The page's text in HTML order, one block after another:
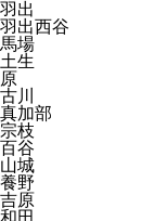
羽出
羽出西谷
馬場
土生
原
古川
真加部
宗枝
百谷
山城
養野
吉原